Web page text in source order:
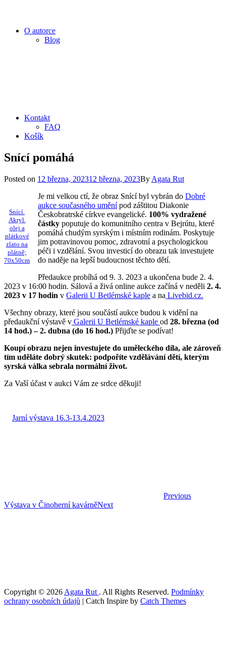
O autorce
Blog
Kontakt
FAQ
Košík
Snící pomáhá
Posted on Posted
12 března, 202312 března, 2023By Agata Rut
Snící.
Akryl.
olej a
plátkové
zlato na
plátně;
70x50cm
Je mi velkou ctí, že obraz Snící byl vybrán do Dobré
aukce současného uměnípod záštitou Diakonie
Českobratrské církve evangelické. 100% vydražené
částky poputuje do komunitního centra v Bejrútu, které
pomáhá chudým syrským i místním rodinám. Poskytuje
jim potravinovou pomoc, zdravotní a psychologickou
péči i vzdělání. Svou investicí do obrazu tak investujete
do naděje na lepší budoucnost těchto dětí.
Předaukce probíhá od 9. 3. 2023 a ukončena bude 2. 4.
2023 v 16:00 hodin. Sálová a živá online aukce začíná v neděli 2. 4.
2023 v 17 hodin v Galerii U Betlémské kaple a na Livebid.cz.
Všechny obrazy, které jsou součástí aukce budou k vidění na
předaukční výstavě v Galerii U Betlémské kaple od 28. března (od
14 hod.) – 2. dubna (do 16 hod.) Přijďte se podívat!
Koupí obrazu nejen investujete do uměleckého díla, ale zároveň
tím uděláte dobrý skutek: podpoříte vzdělávání dětí, kterým
syrská válka sebrala normální život.
Za Vaší účast v aukci Vám ze srdce děkuji!
Navigace
Jarní výstava 16.3-13.4.2023Previous
Previous
Výstava v Činoherní kavárněNext
Next
Copyright © 2026 Agata Rut . All Rights Reserved. Podmínky
ochrany osobních údajů | Catch Inspire by Catch Themes